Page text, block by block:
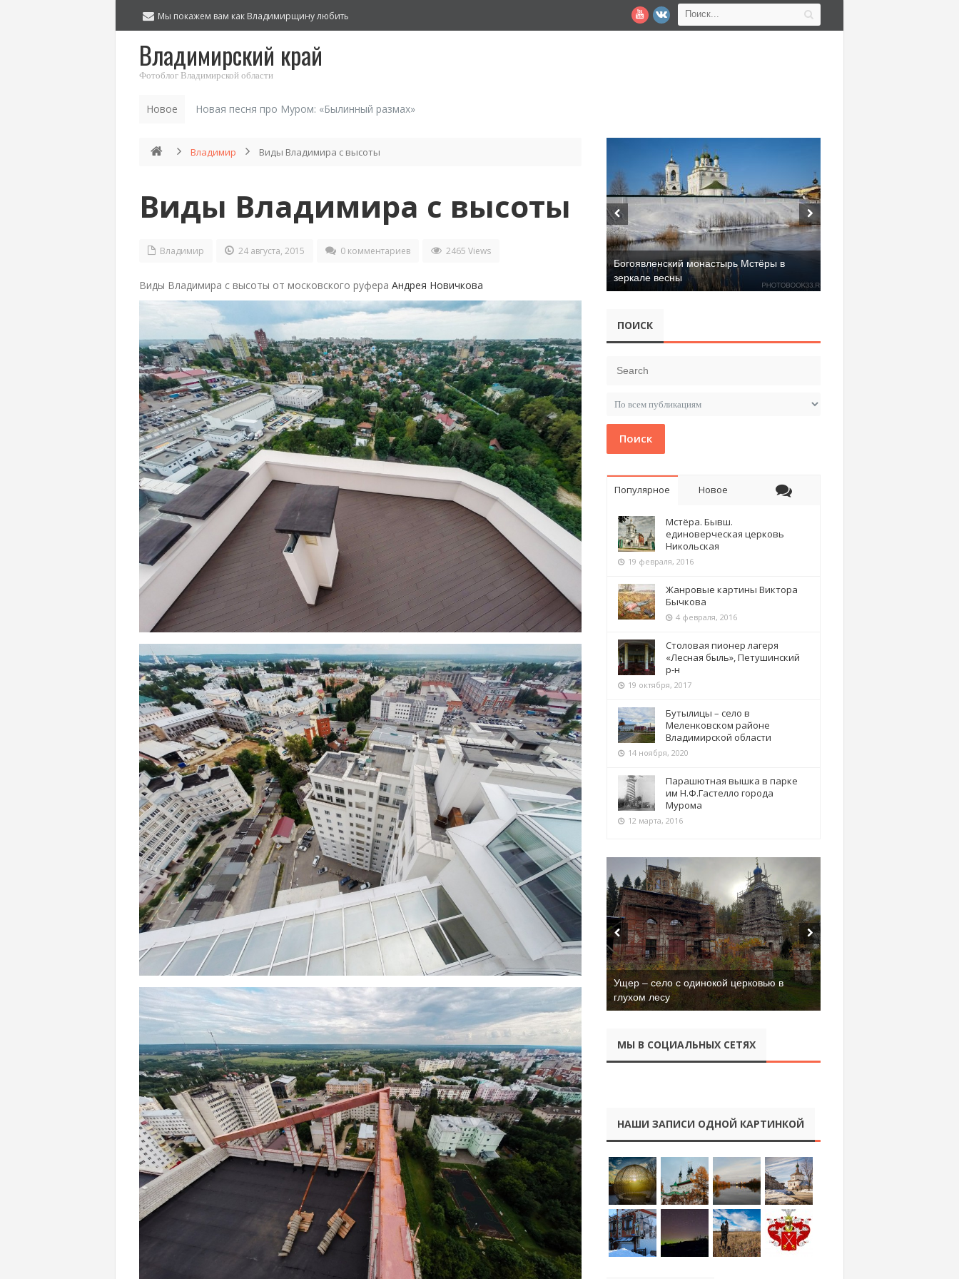
Мы покажем вам как Владимирщину любить
Владимирский край
Фотоблог Владимирской области
Новое Новая песня про Муром: «Былинный размах»
Владимир Виды Владимира с высоты
Виды Владимира с высоты
Владимир 24 августа, 2015 0 комментариев 2465 Views
Виды Владимира с высоты от московского руфера Андрея Новичкова
Богоявленский монастырь Мстёры в
зеркале весны
ПОИСК
Поиск
Популярное Новое
Мстёра. Бывш.
единоверческая церковь
Никольская
19 февраля, 2016
Жанровые картины Виктора
Бычкова
4 февраля, 2016
Столовая пионер лагеря
«Лесная быль», Петушинский
р-н
19 октября, 2017
Бутылицы – село в
Меленковском районе
Владимирской области
14 ноября, 2020
Парашютная вышка в парке
им Н.Ф.Гастелло города
Мурома
12 марта, 2016
Ущер – село с одинокой церковью в
глухом лесу
МЫ В СОЦИАЛЬНЫХ СЕТЯХ
НАШИ ЗАПИСИ ОДНОЙ КАРТИНКОЙ